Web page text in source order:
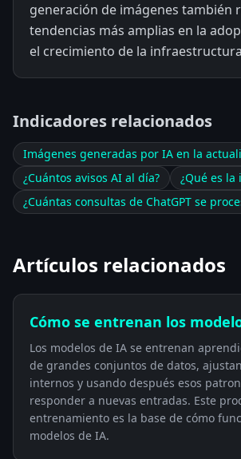
generación de imágenes también
tendencias más amplias en la
el crecimiento de la
Indicadores relacionados
Imágenes generadas por IA en la
¿Cuántos avisos AI al día?
¿Qué es la
¿Cuántas consultas de ChatGPT se
Artículos relacionados
Cómo se entrenan los
Los modelos de IA se entrenan
de grandes conjuntos de datos,
internos y usando después esos
responder a nuevas entradas. Este
entrenamiento es la base de cómo
modelos de IA.